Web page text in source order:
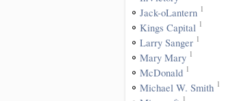
Jack-oLantern 1
Kings Capital 1
Larry Sanger 1
Mary Mary 1
McDonald 1
Michael W. Smith 1
1